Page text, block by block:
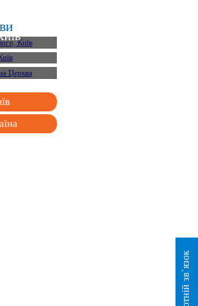
Київ
Зворотній зв`язок